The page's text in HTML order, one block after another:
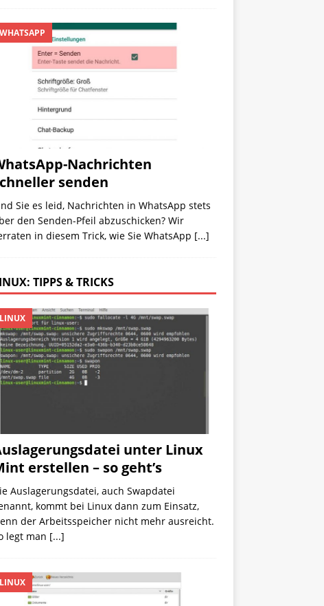
Nachrichten
senden
WHATSAPP
Sie es leid, Nachrichten in WhatsApp stets
den Senden-Pfeil abzuschicken? Wir
in diesem Trick, wie Sie WhatsApp [...]
TIPPS & TRICKS
unter Linux
erstellen – so geht’s
LINUX
Auslagerungsdatei, auch Swapdatei
kommt bei Linux dann zum Einsatz,
der Arbeitsspeicher nicht mehr ausreicht.
legt man [...]
LINUX